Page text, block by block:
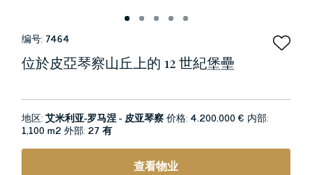
编号: 7464
位於皮亞琴察山丘上的 12 世紀堡壘
地区:艾米利亚-罗马涅 - 皮亚琴察价格: 4.200.000 € 内部:
1,100 m2外部: 27 有
查看物业